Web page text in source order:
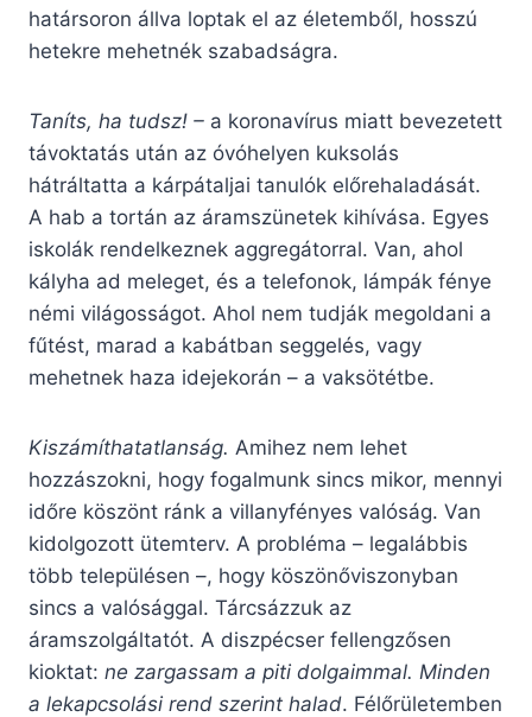
határsoron állva loptak el az életemből, hosszú
hetekre mehetnék szabadságra.
Taníts, ha tudsz! – a koronavírus miatt bevezetett
távoktatás után az óvóhelyen kuksolás
hátráltatta a kárpátaljai tanulók előrehaladását.
A hab a tortán az áramszünetek kihívása. Egyes
iskolák rendelkeznek aggregátorral. Van, ahol
kályha ad meleget, és a telefonok, lámpák fénye
némi világosságot. Ahol nem tudják megoldani a
fűtést, marad a kabátban seggelés, vagy
mehetnek haza idejekorán – a vaksötétbe.
Kiszámíthatatlanság. Amihez nem lehet
hozzászokni, hogy fogalmunk sincs mikor, mennyi
időre köszönt ránk a villanyfényes valóság. Van
kidolgozott ütemterv. A probléma – legalábbis
több településen –, hogy köszönőviszonyban
sincs a valósággal. Tárcsázzuk az
áramszolgáltatót. A diszpécser fellengzősen
kioktat: ne zargassam a piti dolgaimmal. Minden
a lekapcsolási rend szerint halad. Félőrületemben